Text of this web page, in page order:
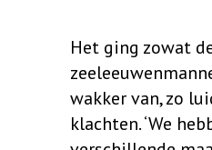
Het ging zowat
wakker van, zo
klachten. ‘We